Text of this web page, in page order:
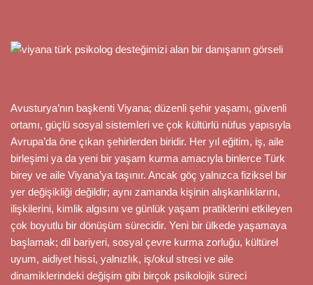
Avusturya’nın başkenti Viyana; düzenli şehir yaşamı, güvenli
ortamı, güçlü sosyal sistemleri ve çok kültürlü nüfus yapısıyla
Avrupa’da öne çıkan şehirlerden biridir. Her yıl eğitim, iş, aile
birleşimi ya da yeni bir yaşam kurma amacıyla binlerce Türk
birey ve aile Viyana’ya taşınır. Ancak göç yalnızca fiziksel bir
yer değişikliği değildir; aynı zamanda kişinin alışkanlıklarını,
ilişkilerini, kimlik algısını ve günlük yaşam pratiklerini etkileyen
çok boyutlu bir dönüşüm sürecidir. Yeni bir ülkede yaşamaya
başlamak; dil bariyeri, sosyal çevre kurma zorluğu, kültürel
uyum, aidiyet hissi, yalnızlık, iş/okul stresi ve aile
dinamiklerindeki değişim gibi birçok psikolojik süreci